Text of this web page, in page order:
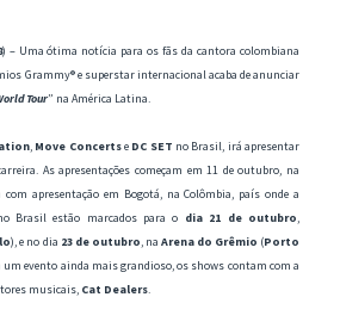
) – Uma ótima notícia para os fãs da cantora colombiana
Grammy® e superstar internacional acaba de anunciar
Tour” na América Latina.
, Move Concertse DC SET no Brasil, irá apresentar
As apresentações começam em 11 de outubro, na
com apresentação em Bogotá, na Colômbia, país onde a
Brasil estão marcados para o dia 21 de outubro,
), e no dia 23 de outubro, na Arena do Grêmio (Porto
um evento ainda mais grandioso, os shows contam com a
musicais, Cat Dealers.